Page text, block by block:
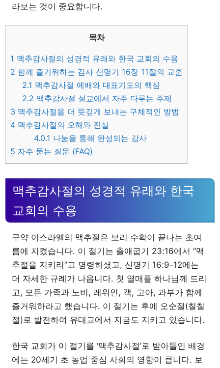
라보는 것이 중요합니다.
목차
1 맥추감사절의 성경적 유래와 한국 교회의 수용
2 함께 즐거워하는 감사 신명기 16장 11절의 교훈
2.1 맥추감사절 예배와 대표기도의 핵심
2.2 맥추감사절 설교에서 자주 다루는 주제
3 맥추감사절을 더 뜻깊게 보내는 구체적인 방법
4 맥추감사절의 오해와 진실
4.0.1 나눔을 통해 완성되는 감사
5 자주 묻는 질문 (FAQ)
맥추감사절의 성경적 유래와 한국
교회의 수용
구약 이스라엘의 맥추절은 보리 수확이 끝나는 초여
름에 지켰습니다. 이 절기는 출애굽기 23:16에서 “맥
추절을 지키라”고 명령하셨고, 신명기 16:9-12에는
더 자세한 규례가 나옵니다. 첫 열매를 하나님께 드리
고, 모든 가족과 노비, 레위인, 객, 고아, 과부가 함께
즐거워하라고 했습니다. 이 절기는 후에 오순절(칠칠
절)로 발전하여 유대교에서 지금도 지키고 있습니다.
한국 교회가 이 절기를 ‘맥추감사절’로 받아들인 배경
에는 20세기 초 농업 중심 사회의 영향이 큽니다. 보